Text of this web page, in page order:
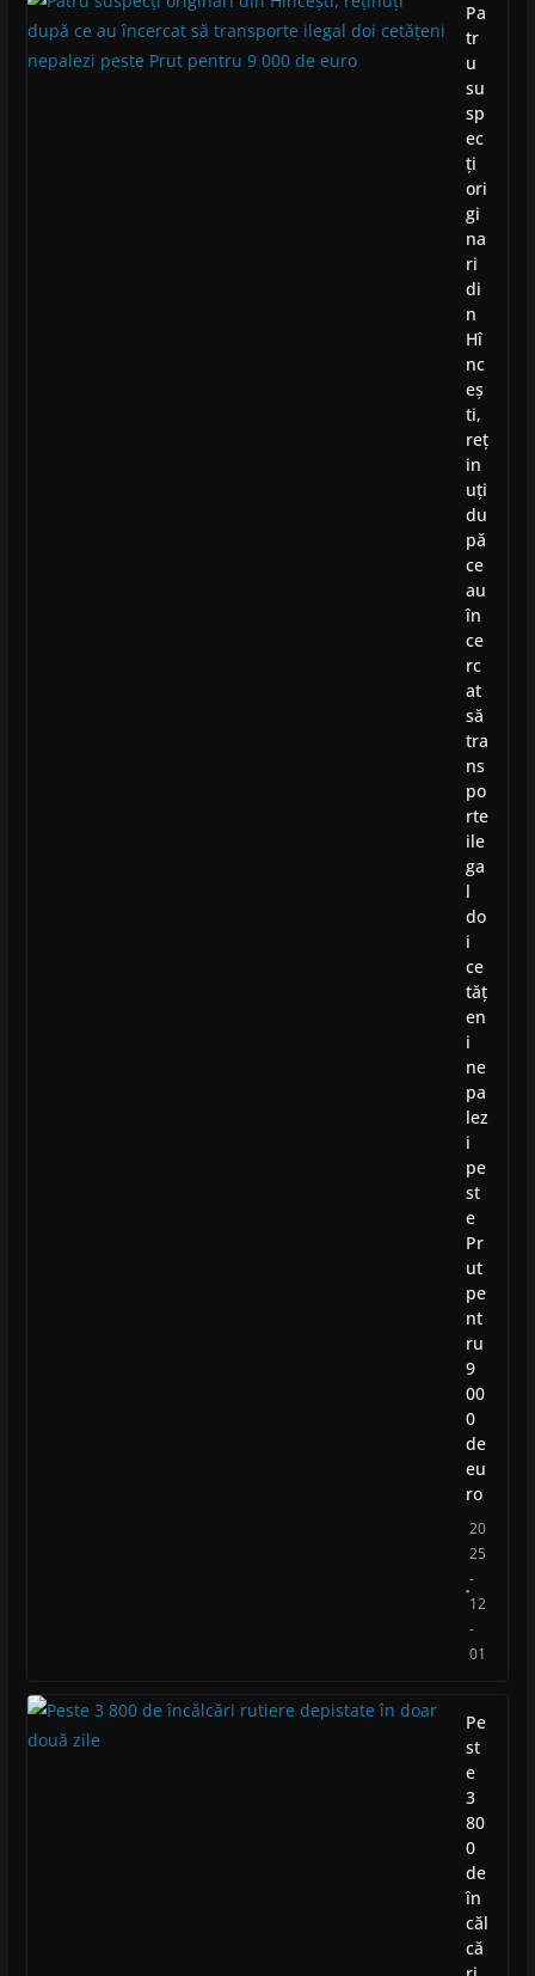
Pa
tr
u
su
sp
ec
ți
ori
gi
na
ri
di
n
Hî
nc
eș
ti,
reț
in
uți
du
pă
ce
au
în
ce
rc
at
să
tra
ns
po
rte
ile
ga
l
do
i
ce
tăț
en
i
ne
pa
lez
i
pe
st
e
Pr
ut
pe
nt
ru
9
00
0
de
eu
ro
20
25
-
12
-
01
Pe
st
e
3
80
0
de
în
căl
că